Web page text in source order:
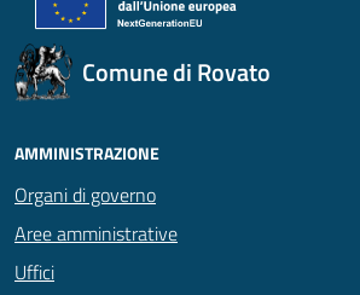
Comune di Rovato
AMMINISTRAZIONE
Organi di governo
Aree amministrative
Uffici